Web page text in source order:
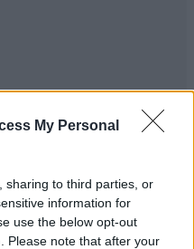
My Personal
sharing to third parties, or
information for
use the below opt-out
Please note that after your